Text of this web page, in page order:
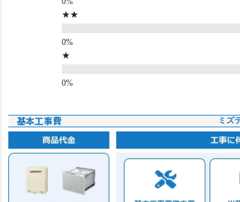
★★
★
基本工事費 ミズ